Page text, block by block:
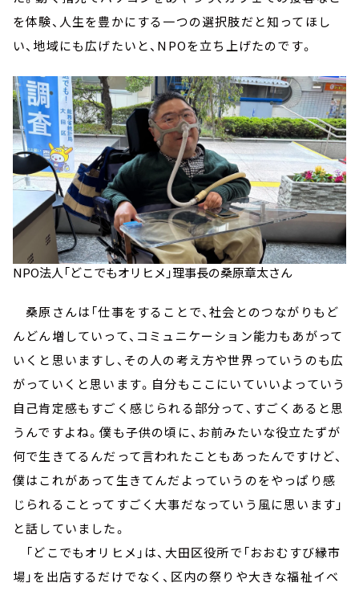
を体験、人生を豊かにする一つの選択肢だと知ってほし
い、地域にも広げたいと、NPOを立ち上げたのです。
NPO法人「どこでもオリヒメ」理事長の桑原章太さん
桑原さんは「仕事をすることで、社会とのつながりもど
んどん増していって、コミュニケーション能力もあがって
いくと思いますし、その人の考え方や世界っていうのも広
がっていくと思います。自分もここにいていいよっていう
自己肯定感もすごく感じられる部分って、すごくあると思
うんですよね。僕も子供の頃に、お前みたいな役立たずが
何で生きてるんだって言われたこともあったんですけど、
僕はこれがあって生きてんだよっていうのをやっぱり感
じられることってすごく大事だなっていう風に思います」
と話していました。
「どこでもオリヒメ」は、大田区役所で「おおむすび縁市
場」を出店するだけでなく、区内の祭りや大きな福祉イベ